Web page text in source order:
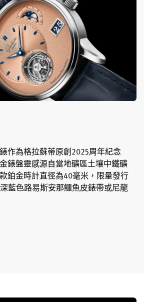
作為格拉蘇蒂原創2025周年紀念
錶盤靈感源自當地礦區土壤中鐵礦
鉑金時計直徑為40毫米，限量發行
藍色路易斯安那鱷魚皮錶帶或尼龍